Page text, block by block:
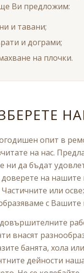
Ви предложим:
и тавани;
и дограми;
на плочки.
опит в
на нас.
ни да бъдат
доверете на
или
с
внасят
банята, хола
дейности